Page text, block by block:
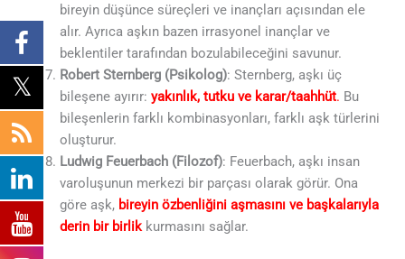
bireyin düşünce süreçleri ve inançları açısından ele
alır. Ayrıca aşkın bazen irrasyonel inançlar ve
beklentiler tarafından bozulabileceğini savunur.
Robert Sternberg (Psikolog): Sternberg, aşkı üç
bileşene ayırır:yakınlık, tutku ve karar/taahhüt. Bu
bileşenlerin farklı kombinasyonları, farklı aşk türlerini
oluşturur.
Ludwig Feuerbach (Filozof): Feuerbach, aşkı insan
varoluşunun merkezi bir parçası olarak görür. Ona
göre aşk, bireyin özbenliğini aşmasını ve başkalarıyla
derin bir birlikkurmasını sağlar.